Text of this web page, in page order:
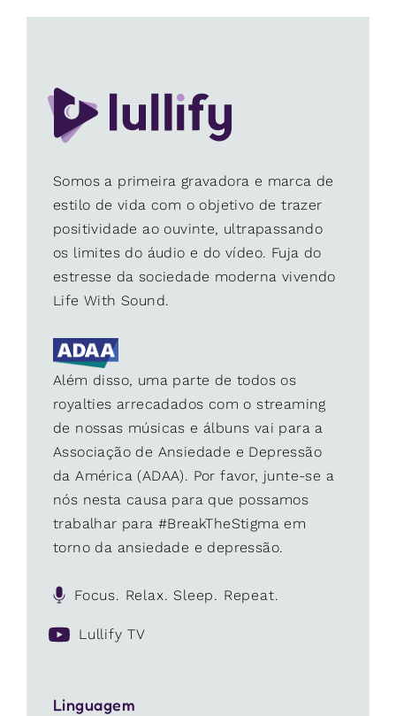
Somos a primeira gravadora e marca de
estilo de vida com o objetivo de trazer
positividade ao ouvinte, ultrapassando
os limites do áudio e do vídeo. Fuja do
estresse da sociedade moderna vivendo
Life With Sound.
Além disso, uma parte de todos os
royalties arrecadados com o streaming
de nossas músicas e álbuns vai para a
Associação de Ansiedade e Depressão
da América (ADAA). Por favor, junte-se a
nós nesta causa para que possamos
trabalhar para #BreakTheStigma em
torno da ansiedade e depressão.
Focus. Relax. Sleep. Repeat.
Lullify TV
Linguagem